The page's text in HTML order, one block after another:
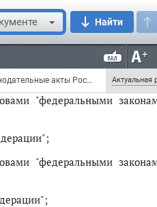
Найти
Федеральный закон от 22 июля 2008 г. N 141-ФЗ "О внесении изменений в отдельные законодательные акты Российской Федерации в части совершенствования земельных отношений" (с изменениями и дополнениями) Актуальная
автомобильных дорогах и о
законодательные акты
5553; 2008, N 20, ст. 2251)
"федеральными
"федеральными